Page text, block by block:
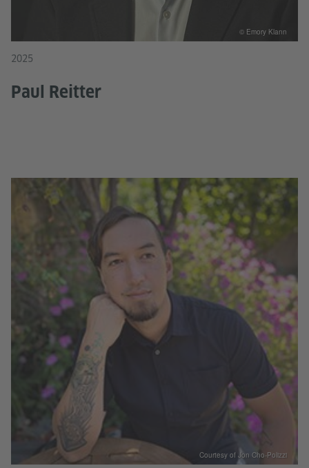
2025
Paul Reitter
© Emory Klann
Courtesy of Jon Cho-Polizzi